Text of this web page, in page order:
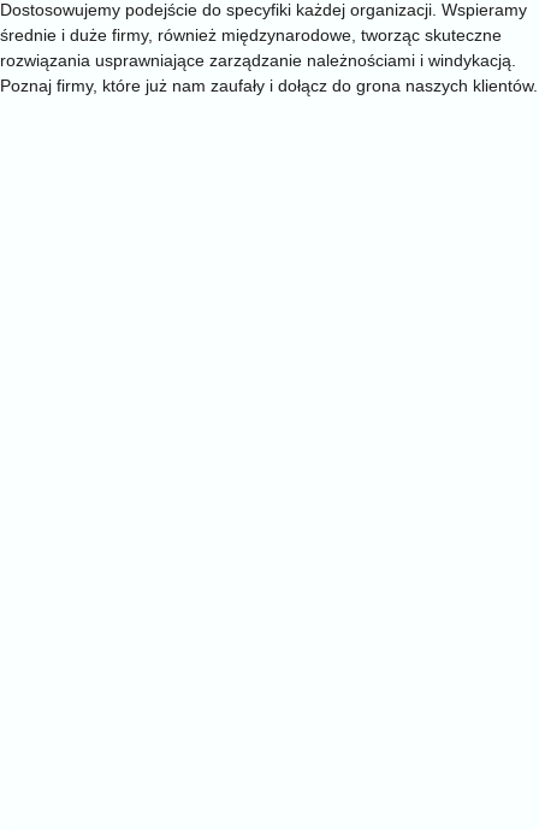
Dostosowujemy podejście do specyfiki każdej organizacji. Wspieramy
średnie i duże firmy, również międzynarodowe, tworząc skuteczne
rozwiązania usprawniające zarządzanie należnościami i windykacją.
Poznaj firmy, które już nam zaufały i dołącz do grona naszych klientów.